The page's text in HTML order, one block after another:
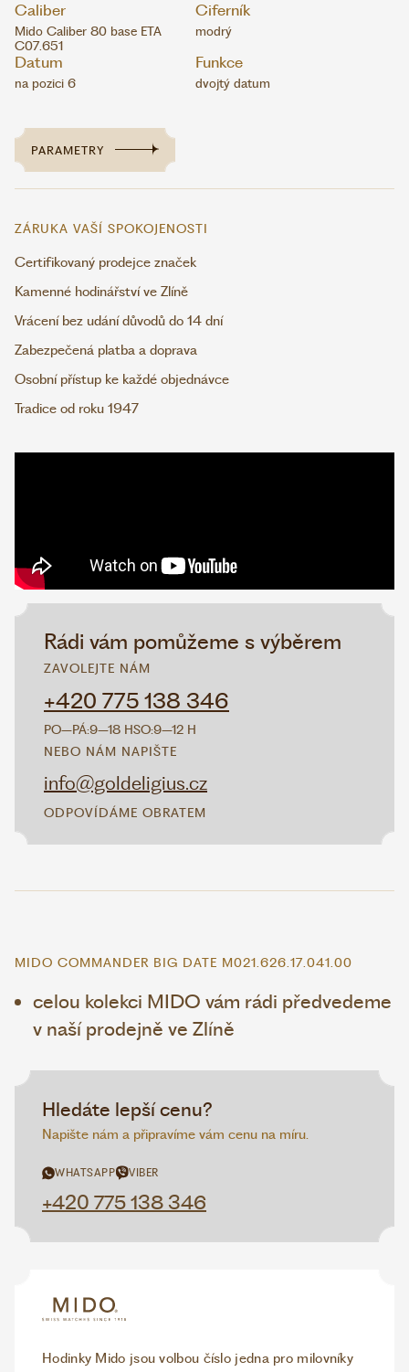
Rádi vám pomůžeme s výběrem
ZAVOLEJTE NÁM
+420 775 138 346
PO–PÁ:9–18 HSO:9–12 H
NEBO NÁM NAPIŠTE
info@goldeligius.cz
ODPOVÍDÁME OBRATEM
Caliber
Mido Caliber 80 base ETA
C07.651
Ciferník
modrý
Datum
na pozici 6
Funkce
dvojtý datum
PARAMETRY
ZÁRUKA VAŠÍ SPOKOJENOSTI
Certifikovaný prodejce značek
Kamenné hodinářství ve Zlíně
Vrácení bez udání důvodů do 14 dní
Zabezpečená platba a doprava
Osobní přístup ke každé objednávce
Tradice od roku 1947
MIDO COMMANDER BIG DATE M021.626.17.041.00
celou kolekci MIDO vám rádi předvedeme
v naší prodejně ve Zlíně
Hledáte lepší cenu?
Napište nám a připravíme vám cenu na míru.
WHATSAPP VIBER
+420 775 138 346
Hodinky Mido jsou volbou číslo jedna pro milovníky